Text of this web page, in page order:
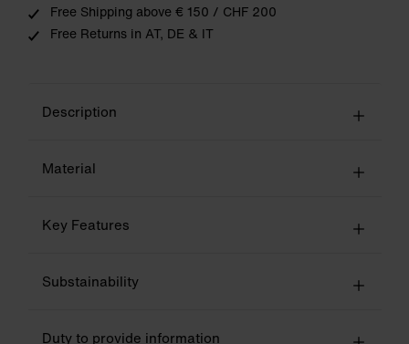
Free Shipping above € 150 / CHF 200
Free Returns in AT, DE & IT
Description
Material
Key Features
Substainability
Duty to provide information